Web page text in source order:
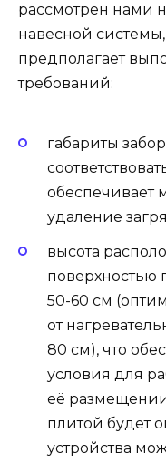
рассмотрен нами
навесной
предполагает
требований:
габариты
обеспечивает
удаление
высота
поверхностью
50-60 см
от
80 см), что
условия для
её
плитой будет
устройства